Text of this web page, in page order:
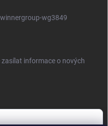
wg3849
informace o nových